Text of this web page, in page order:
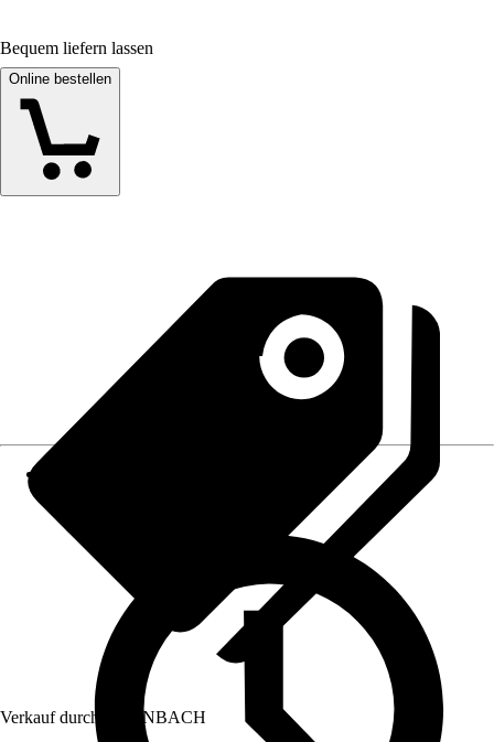
Bequem liefern lassen
Online bestellen
Verkauf durch: HORNBACH